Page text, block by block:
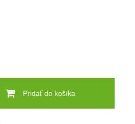
Pridať do košíka